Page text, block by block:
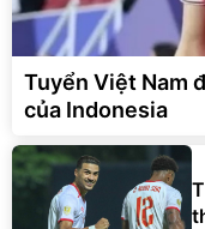
Tuyển Việt Nam
của Indonesia